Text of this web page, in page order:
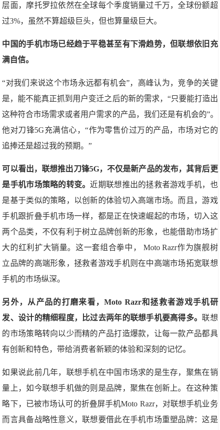
层面，摩托罗拉依然在全球每个季度销量过千万，全球份额超
过3%，虽然不算超级巨头，但也算量级巨大。
中国的手机市场已经趋于平稳甚至有下滑趋势，但联想依旧充
满自信。
“对我们来说这个市场永远都有机会”，高峰认为，竞争的关键
是，能不能真正抓到用户变迁之后的新的需求，“只要能打造出
这种符合市场需求或者用户需求的产品，我们还是有机会的”。
他对刀锋5G充满信心，“作为零售价过万的产品，市场对它的
追捧还是超过我的预期。”
可以看出，联想推出刀锋5G，不仅是新产品的发布，其背后更
是手机市场策略的转变。近期联想推出的拯救者游戏手机，也
是基于类似的策略，以创新的体验切入高端市场。而且，游戏
手机跟折叠手机市场一样，都是正在快速崛起的市场，切入这
两个品类，不仅有利于树立品牌创新的形象，也能借助市场扩
大的红利扩大销量。这一套组合拳中， Moto Razr作为旗舰树
立品牌的高端形象，拯救者游戏手机则在中高端市场拓宽联想
手机的市场纵深。
另外，从产品的打磨来看，Moto Razr和拯救者游戏手机研
发、设计的精细程度，比过去两年的联想手机要高得多。联想
的市场策略转向以少而精的产品打造爆款，让每一款产品都具
有创新和特色，带给消费者新颖的体验和深刻的记忆。
如果说此前几年，联想手机在中国市场求的是生存，聚焦在销
量上，如今联想手机做的则是品牌，聚焦在创新上。在这种策
略下，已被市场认可的折叠屏手机Moto Razr，对联想手机业务
而言具备战略性意义，联想要借此在手机市场重塑品牌：这是